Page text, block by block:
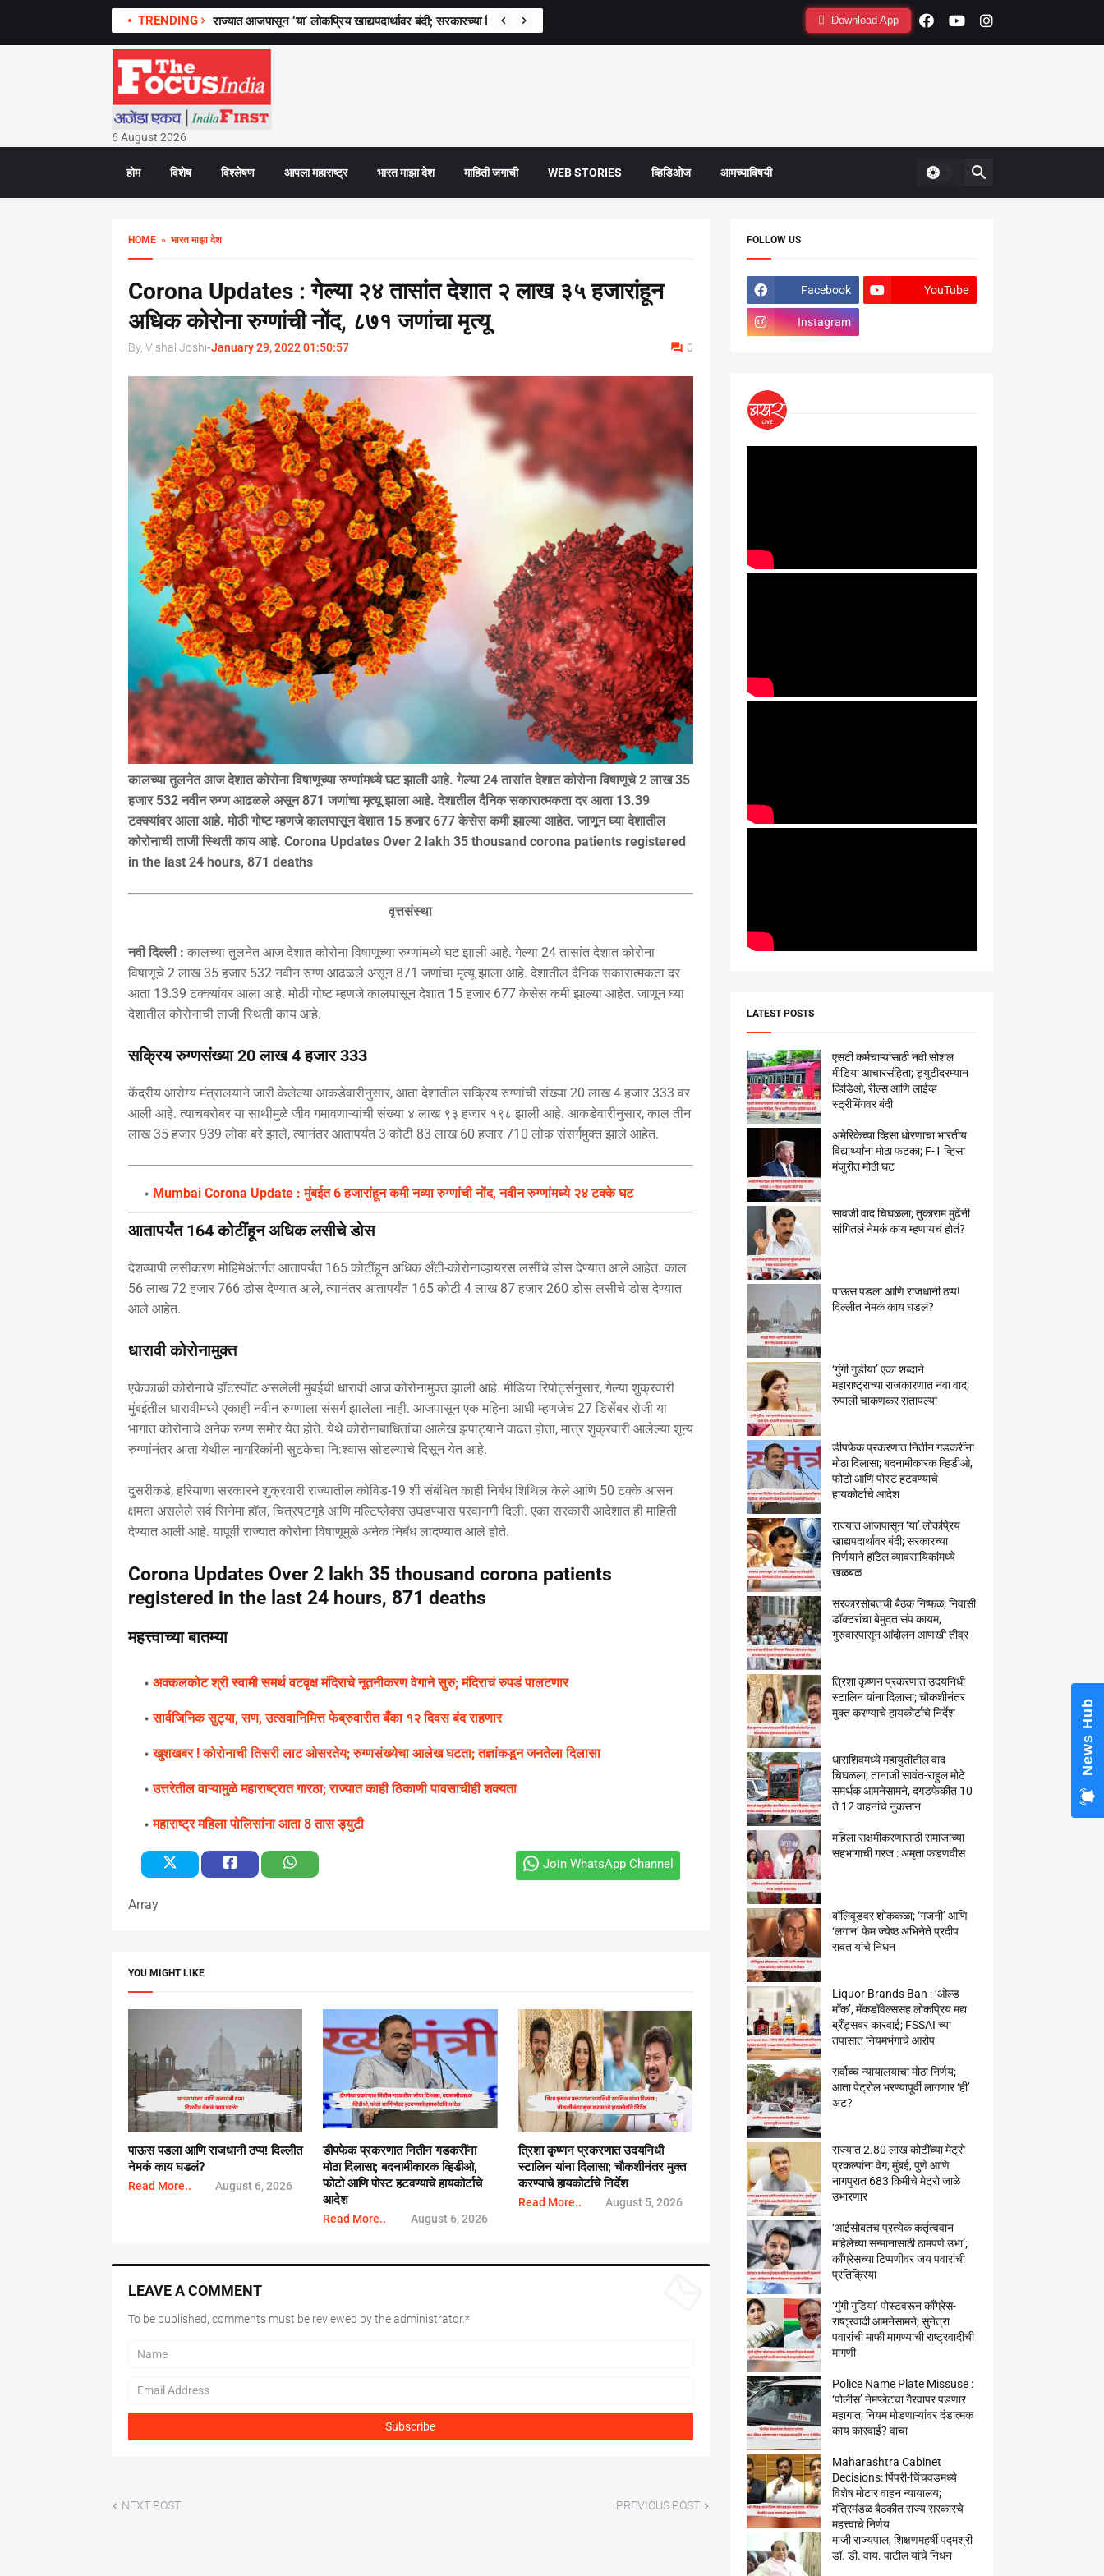
TRENDING राज्यात आजपासून ‘या’ लोकप्रिय खाद्यपदार्थावर बंदी; सरकारच्या निर्णयाने हॉटेल व्यावसायिकांमध्ये खळबळ Download App
6 August 2026
होम विशेष विश्लेषण आपला महाराष्ट्र भारत माझा देश माहिती जगाची WEB STORIES व्हिडिओज आमच्याविषयी
HOME» भारत माझा देश
Corona Updates : गेल्या २४ तासांत देशात २ लाख ३५ हजारांहून
अधिक कोरोना रुग्णांची नोंद, ८७१ जणांचा मृत्यू
By, Vishal Joshi-January 29, 2022 01:50:57 0
कालच्या तुलनेत आज देशात कोरोना विषाणूच्या रुग्णांमध्ये घट झाली आहे. गेल्या 24 तासांत देशात कोरोना विषाणूचे 2 लाख 35
हजार 532 नवीन रुग्ण आढळले असून 871 जणांचा मृत्यू झाला आहे. देशातील दैनिक सकारात्मकता दर आता 13.39
टक्क्यांवर आला आहे. मोठी गोष्ट म्हणजे कालपासून देशात 15 हजार 677 केसेस कमी झाल्या आहेत. जाणून घ्या देशातील
कोरोनाची ताजी स्थिती काय आहे. Corona Updates Over 2 lakh 35 thousand corona patients registered
in the last 24 hours, 871 deaths
वृत्तसंस्था
नवी दिल्ली : कालच्या तुलनेत आज देशात कोरोना विषाणूच्या रुग्णांमध्ये घट झाली आहे. गेल्या 24 तासांत देशात कोरोना
विषाणूचे 2 लाख 35 हजार 532 नवीन रुग्ण आढळले असून 871 जणांचा मृत्यू झाला आहे. देशातील दैनिक सकारात्मकता दर
आता 13.39 टक्क्यांवर आला आहे. मोठी गोष्ट म्हणजे कालपासून देशात 15 हजार 677 केसेस कमी झाल्या आहेत. जाणून घ्या
देशातील कोरोनाची ताजी स्थिती काय आहे.
सक्रिय रुग्णसंख्या 20 लाख 4 हजार 333
केंद्रीय आरोग्य मंत्रालयाने जारी केलेल्या आकडेवारीनुसार, आता देशातील सक्रिय रुग्णांची संख्या 20 लाख 4 हजार 333 वर
आली आहे. त्याचबरोबर या साथीमुळे जीव गमावणाऱ्यांची संख्या ४ लाख ९३ हजार १९८ झाली आहे. आकडेवारीनुसार, काल तीन
लाख 35 हजार 939 लोक बरे झाले, त्यानंतर आतापर्यंत 3 कोटी 83 लाख 60 हजार 710 लोक संसर्गमुक्त झाले आहेत.
Mumbai Corona Update : मुंबईत 6 हजारांहून कमी नव्या रुग्णांची नोंद, नवीन रुग्णांमध्ये २४ टक्के घट
आतापर्यंत 164 कोटींहून अधिक लसीचे डोस
देशव्यापी लसीकरण मोहिमेअंतर्गत आतापर्यंत 165 कोटींहून अधिक अँटी-कोरोनाव्हायरस लसींचे डोस देण्यात आले आहेत. काल
56 लाख 72 हजार 766 डोस देण्यात आले, त्यानंतर आतापर्यंत 165 कोटी 4 लाख 87 हजार 260 डोस लसीचे डोस देण्यात
आले आहेत.
धारावी कोरोनामुक्त
एकेकाळी कोरोनाचे हॉटस्पॉट असलेली मुंबईची धारावी आज कोरोनामुक्त झाली आहे. मीडिया रिपोर्ट्सनुसार, गेल्या शुक्रवारी
मुंबईतील धारावीमध्ये एकाही नवीन रुग्णाला संसर्ग झालेला नाही. आजपासून एक महिना आधी म्हणजेच 27 डिसेंबर रोजी या
भागात कोरोनाचे अनेक रुग्ण समोर येत होते. येथे कोरोनाबाधितांचा आलेख झपाट्याने वाढत होता, मात्र शुक्रवारी आलेल्या शून्य
रुग्णांनंतर आता येथील नागरिकांनी सुटकेचा नि:श्वास सोडल्याचे दिसून येत आहे.
दुसरीकडे, हरियाणा सरकारने शुक्रवारी राज्यातील कोविड-19 शी संबंधित काही निर्बंध शिथिल केले आणि 50 टक्के आसन
क्षमता असलेले सर्व सिनेमा हॉल, चित्रपटगृहे आणि मल्टिप्लेक्स उघडण्यास परवानगी दिली. एका सरकारी आदेशात ही माहिती
देण्यात आली आहे. यापूर्वी राज्यात कोरोना विषाणूमुळे अनेक निर्बंध लादण्यात आले होते.
Corona Updates Over 2 lakh 35 thousand corona patients
registered in the last 24 hours, 871 deaths
महत्त्वाच्या बातम्या
अक्कलकोट श्री स्वामी समर्थ वटवृक्ष मंदिराचे नूतनीकरण वेगाने सुरु; मंदिराचं रुपडं पालटणार
सार्वजिनिक सुट्या, सण, उत्सवानिमित्त फेब्रुवारीत बँका १२ दिवस बंद राहणार
खुशखबर ! कोरोनाची तिसरी लाट ओसरतेय; रुग्णसंख्येचा आलेख घटता; तज्ञांकडून जनतेला दिलासा
उत्तरेतील वाऱ्यामुळे महाराष्ट्रात गारठा; राज्यात काही ठिकाणी पावसाचीही शक्यता
महाराष्ट्र महिला पोलिसांना आता 8 तास ड्युटी
Join WhatsApp Channel
Array
YOU MIGHT LIKE
पाऊस पडला आणि राजधानी ठप्प! दिल्लीत
नेमकं काय घडलं?
Read More.. August 6, 2026
डीपफेक प्रकरणात नितीन गडकरींना
मोठा दिलासा; बदनामीकारक व्हिडीओ,
फोटो आणि पोस्ट हटवण्याचे हायकोर्टाचे
आदेश
Read More.. August 6, 2026
त्रिशा कृष्णन प्रकरणात उदयनिधी
स्टालिन यांना दिलासा; चौकशीनंतर मुक्त
करण्याचे हायकोर्टाचे निर्देश
Read More.. August 5, 2026
LEAVE A COMMENT
To be published, comments must be reviewed by the administrator.*
NEXT POST PREVIOUS POST
FOLLOW US
Facebook YouTube
Instagram
LATEST POSTS
एसटी कर्मचाऱ्यांसाठी नवी सोशल
मीडिया आचारसंहिता; ड्युटीदरम्यान
व्हिडिओ, रील्स आणि लाईव्ह
स्ट्रीमिंगवर बंदी
अमेरिकेच्या व्हिसा धोरणाचा भारतीय
विद्यार्थ्यांना मोठा फटका; F-1 व्हिसा
मंजुरीत मोठी घट
सावजी वाद चिघळला; तुकाराम मुंढेंनी
सांगितलं नेमकं काय म्हणायचं होतं?
पाऊस पडला आणि राजधानी ठप्प!
दिल्लीत नेमकं काय घडलं?
‘गुंगी गुडीया’ एका शब्दाने
महाराष्ट्राच्या राजकारणात नवा वाद;
रुपाली चाकणकर संतापल्या
डीपफेक प्रकरणात नितीन गडकरींना
मोठा दिलासा; बदनामीकारक व्हिडीओ,
फोटो आणि पोस्ट हटवण्याचे
हायकोर्टाचे आदेश
राज्यात आजपासून ‘या’ लोकप्रिय
खाद्यपदार्थावर बंदी; सरकारच्या
निर्णयाने हॉटेल व्यावसायिकांमध्ये
खळबळ
सरकारसोबतची बैठक निष्फळ; निवासी
डॉक्टरांचा बेमुदत संप कायम,
गुरुवारपासून आंदोलन आणखी तीव्र
त्रिशा कृष्णन प्रकरणात उदयनिधी
स्टालिन यांना दिलासा; चौकशीनंतर
मुक्त करण्याचे हायकोर्टाचे निर्देश
धाराशिवमध्ये महायुतीतील वाद
चिघळला; तानाजी सावंत-राहुल मोटे
समर्थक आमनेसामने, दगडफेकीत 10
ते 12 वाहनांचे नुकसान
महिला सक्षमीकरणासाठी समाजाच्या
सहभागाची गरज : अमृता फडणवीस
बॉलिवूडवर शोककळा; ‘गजनी’ आणि
‘लगान’ फेम ज्येष्ठ अभिनेते प्रदीप
रावत यांचे निधन
Liquor Brands Ban : ‘ओल्ड
मॉंक’, मॅकडॉवेल्ससह लोकप्रिय मद्य
ब्रँड्सवर कारवाई; FSSAI च्या
तपासात नियमभंगाचे आरोप
सर्वोच्च न्यायालयाचा मोठा निर्णय;
आता पेट्रोल भरण्यापूर्वी लागणार ‘ही’
अट?
राज्यात 2.80 लाख कोटींच्या मेट्रो
प्रकल्पांना वेग; मुंबई, पुणे आणि
नागपुरात 683 किमीचे मेट्रो जाळे
उभारणार
‘आईसोबतच प्रत्येक कर्तृत्ववान
महिलेच्या सन्मानासाठी ठामपणे उभा’;
काँग्रेसच्या टिप्पणीवर जय पवारांची
प्रतिक्रिया
‘गुंगी गुडिया’ पोस्टवरून काँग्रेस-
राष्ट्रवादी आमनेसामने; सुनेत्रा
पवारांची माफी मागण्याची राष्ट्रवादीची
मागणी
Police Name Plate Missuse :
‘पोलीस’ नेमप्लेटचा गैरवापर पडणार
महागात; नियम मोडणाऱ्यांवर दंडात्मक
काय कारवाई? वाचा
Maharashtra Cabinet
Decisions: पिंपरी-चिंचवडमध्ये
विशेष मोटार वाहन न्यायालय;
मंत्रिमंडळ बैठकीत राज्य सरकारचे
महत्त्वाचे निर्णय
माजी राज्यपाल, शिक्षणमहर्षी पद्मश्री
डॉ. डी. वाय. पाटील यांचे निधन
News Hub